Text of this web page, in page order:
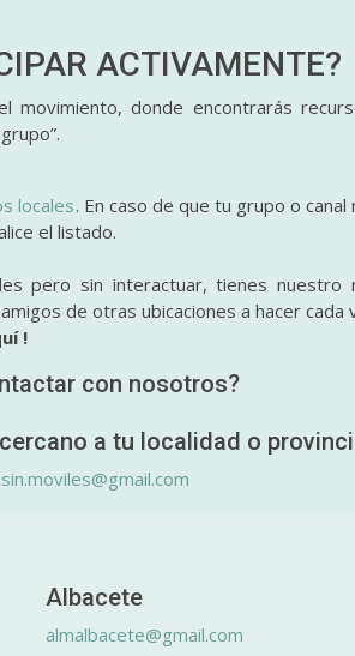
ACTIVAMENTE?
donde encontrarás
locales. En caso de que tu grupo o
el listado.
pero sin interactuar, tienes nuestro
de otras ubicaciones a hacer cada
!
con nosotros?
a tu localidad o
Albacete
almalbacete@gmail.com